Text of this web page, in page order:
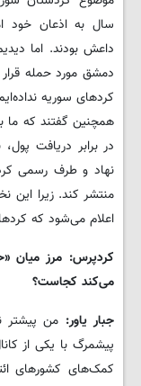
سال به اذعان خود
داعش بودند. اما
دمشق مورد حمله قرار
کردهای سوریه
همچنین گفتند که ما
در برابر دریافت
نهاد و طرف رسمی
منتشر کند. زیرا این
اعلام می‌شود که کردها
کردپرس: مرز میان
می‌کند کجاست؟
جبار یاور: من پیشتر
پیشمرگ با یکی از
کمک‌های کشورهای